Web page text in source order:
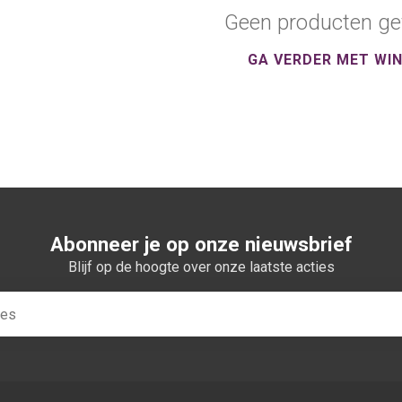
Geen producten
GA VERDER MET
Abonneer je op onze nieuwsbrief
Blijf op de hoogte over onze laatste acties